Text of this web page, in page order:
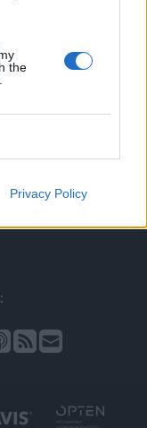
the
Privacy Policy
süti beállítások